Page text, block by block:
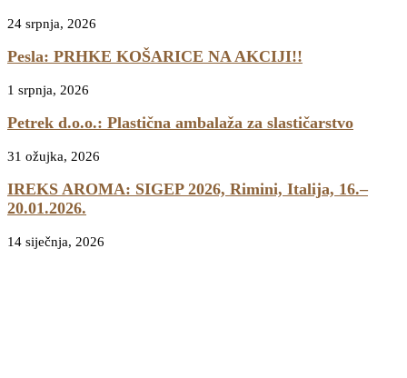
24 srpnja, 2026
Pesla: PRHKE KOŠARICE NA AKCIJI!!
1 srpnja, 2026
Petrek d.o.o.: Plastična ambalaža za slastičarstvo
31 ožujka, 2026
IREKS AROMA: SIGEP 2026, Rimini, Italija, 16.–
20.01.2026.
14 siječnja, 2026